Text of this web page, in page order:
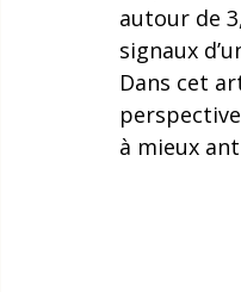
autour de
signaux
Dans cet
à mieux